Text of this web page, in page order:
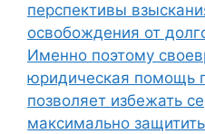
перспективы
освобождения от
Именно поэтому
юридическая помощь
позволяет избежать
максимально